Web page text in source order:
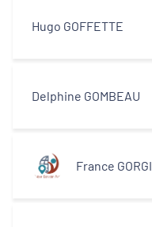
Hugo GOFFETTE
Delphine GOMBEAU
France GORGI